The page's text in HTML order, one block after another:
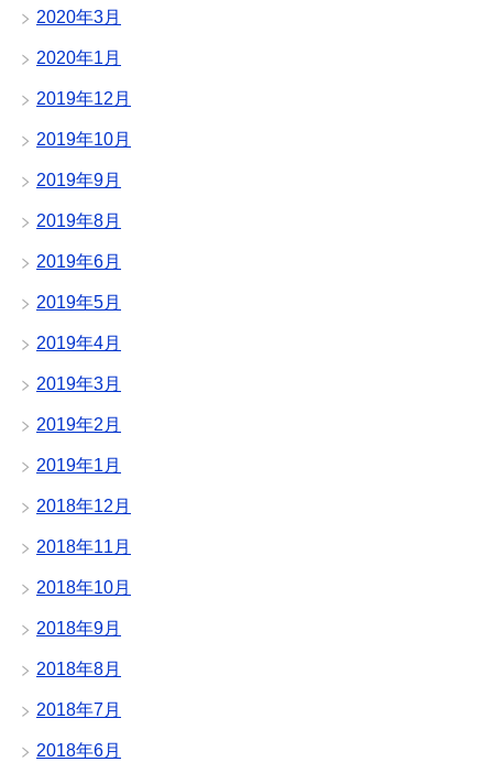
2020年3月
2020年1月
2019年12月
2019年10月
2019年9月
2019年8月
2019年6月
2019年5月
2019年4月
2019年3月
2019年2月
2019年1月
2018年12月
2018年11月
2018年10月
2018年9月
2018年8月
2018年7月
2018年6月